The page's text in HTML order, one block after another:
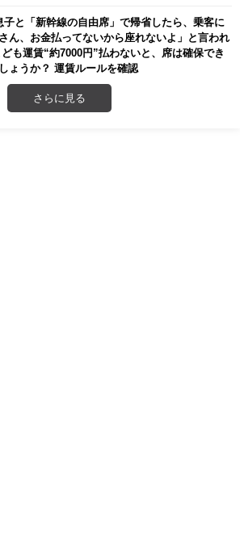
子と「新幹線の自由席」で帰省したら、乗客に
さん、お金払ってないから座れないよ」と言われ
も運賃“約7000円”払わないと、席は確保でき
ょうか？ 運賃ルールを確認
さらに見る